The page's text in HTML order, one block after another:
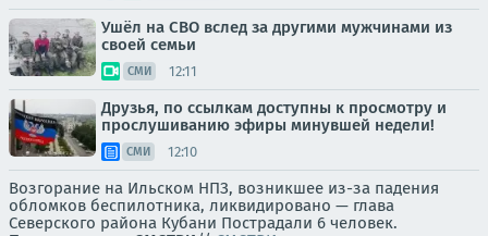
Ушёл на СВО вслед за другими мужчинами из
своей семьи
СМИ 12:11
Друзья, по ссылкам доступны к просмотру и
прослушиванию эфиры минувшей недели!
СМИ 12:10
Возгорание на Ильском НПЗ, возникшее из-за падения
обломков беспилотника, ликвидировано — глава
Северского района Кубани Пострадали 6 человек.